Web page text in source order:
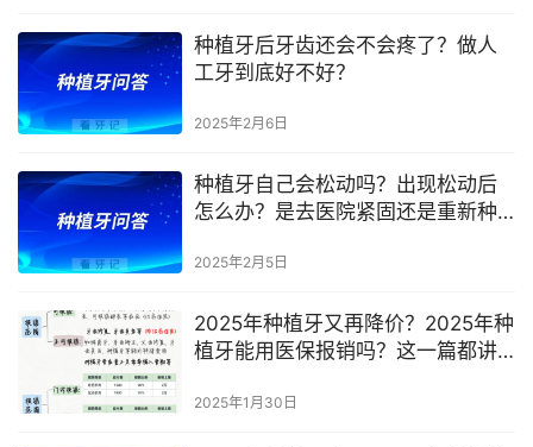
种植牙后牙齿还会不会疼了？做人
工牙到底好不好？
2025年2月6日
种植牙自己会松动吗？出现松动后
怎么办？是去医院紧固还是重新种
2025年2月5日
2025年种植牙又再降价？2025年种
植牙能用医保报销吗？这一篇都讲
2025年1月30日